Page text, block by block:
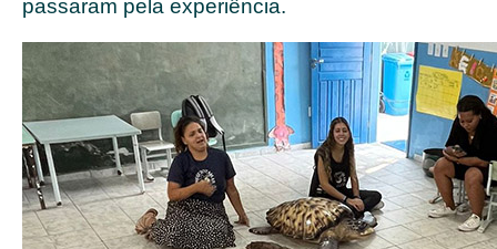
passaram pela experiência.